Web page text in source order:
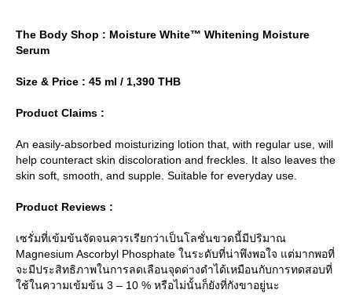
The Body Shop : Moisture White™ Whitening Moisture
Serum
Size & Price : 45 ml / 1,390 THB
Product Claims :
An easily-absorbed moisturizing lotion that, with regular use, will
help counteract skin discoloration and freckles. It also leaves the
skin soft, smooth, and supple. Suitable for everyday use.
Product Reviews :
เซรั่มที่เข้มข้นจัดจนควรเรียกว่าเป็นโลชั่นขวดนี้มีปริมาณ
Magnesium Ascorbyl Phosphate ในระดับที่น่าพึงพอใจ แต่มากพอที่
จะมีประสิทธิภาพในการลดเลือนจุดด่างดำได้เหมือนกับการทดสอบที่
ช้ในความเข้มข้น 3 – 10 % หรือไม่นั้นก็ยังที่กังขาอยู่นะ